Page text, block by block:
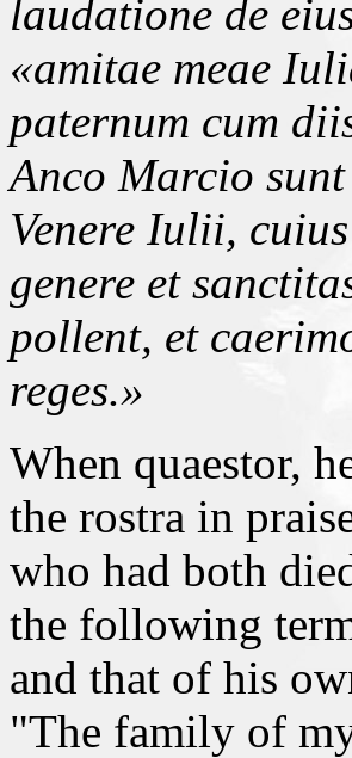
laudatione de
«amitae meae
paternum cum
Anco Marcio
Venere Iulii,
genere et
pollent, et
reges.»
When quaestor,
the rostra in
who had both
the following
and that of his
"The family of